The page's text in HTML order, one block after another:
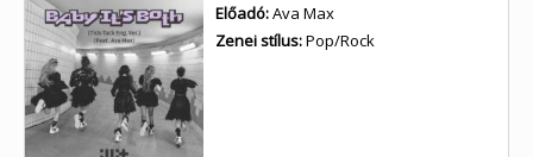
Előadó:Ava Max
Zenei stílus:Pop/Rock